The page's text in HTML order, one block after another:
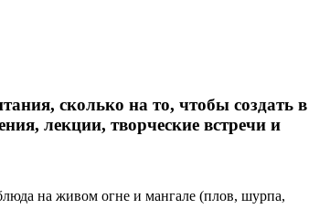
сколько на то, чтобы создать в
лекции, творческие встречи и
на живом огне и мангале (плов, шурпа,